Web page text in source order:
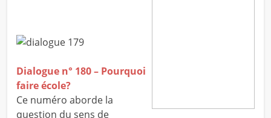
Dialogue n° 180 – Pourquoi
faire école?
Ce numéro aborde la
question du sens de